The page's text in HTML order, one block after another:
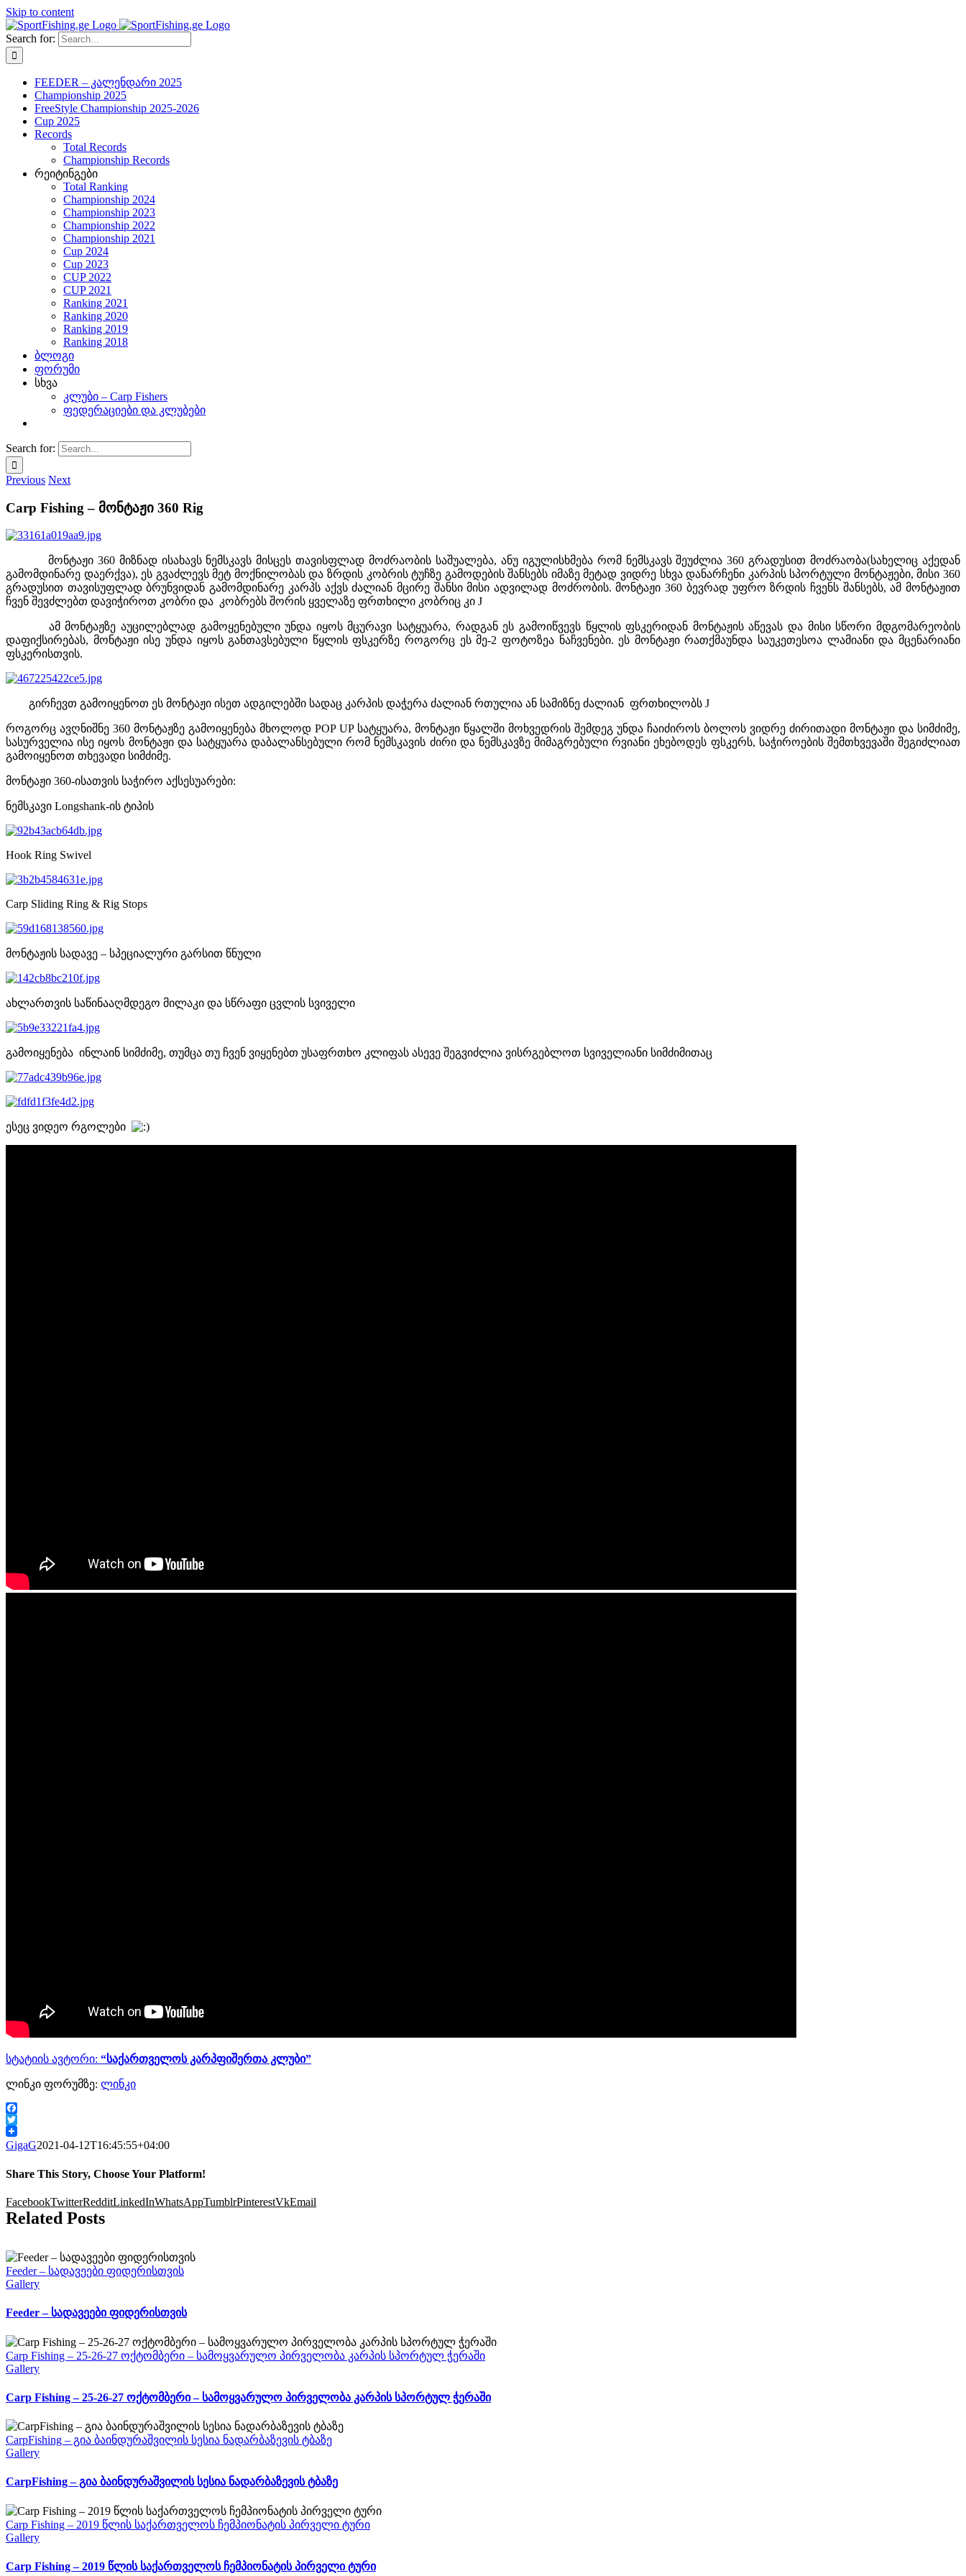
Skip to content
Search for:
FEEDER – კალენდარი 2025
Championship 2025
FreeStyle Championship 2025-2026
Cup 2025
Records
Total Records
Championship Records
რეიტინგები
Total Ranking
Championship 2024
Championship 2023
Championship 2022
Championship 2021
Cup 2024
Cup 2023
CUP 2022
CUP 2021
Ranking 2021
Ranking 2020
Ranking 2019
Ranking 2018
ბლოგი
ფორუმი
სხვა
კლუბი – Carp Fishers
ფედერაციები და კლუბები
Search for:
Previous Next
Carp Fishing – მონტაჟი 360 Rig
მონტაჟი 360 მიზნად ისახავს ნემსკავს მისცეს თავისფლად მოძრაობის საშუალება, ანუ იგულისხმება რომ ნემსკავს შეუძლია 360 გრადუსით მოძრაობა(სახელიც აქედან
გამომდინარე დაერქვა), ეს გვაძლევს მეტ მოქნილობას და ზრდის კობრის ტუჩზე გამოდების შანსებს იმაზე მეტად ვიდრე სხვა დანარჩენი კარპის სპორტული მონტაჟები, მისი 360
გრადუსით თავისუფლად ბრუნვიდან გამომდინარე კარპს აქვს ძალიან მცირე შანსი მისი ადვილად მოძრობის. მონტაჟი 360 ბევრად უფრო ზრდის ჩვენს შანსებს, ამ მონტაჟით
ჩვენ შევძლებთ დავიჭიროთ კობრი და კობრებს შორის ყველაზე ფრთხილი კობრიც კი J
ამ მონტაჟზე აუცილებლად გამოყენებული უნდა იყოს მცურავი სატყუარა, რადგან ეს გამოიწვევს წყლის ფსკერიდან მონტაჟის აწევას და მისი სწორი მდგომარეობის
დაფიქსირებას, მონტაჟი ისე უნდა იყოს განთავსებული წყლის ფსკერზე როგორც ეს მე-2 ფოტოზეა ნაჩვენები. ეს მონტაჟი რათქმაუნდა საუკეთესოა ლამიანი და მცენარიანი
ფსკერისთვის.
გირჩევთ გამოიყენოთ ეს მონტაჟი ისეთ ადგილებში სადაც კარპის დაჭერა ძალიან რთულია ან სამიზნე ძალიან ფრთხილობს J
როგორც ავღნიშნე 360 მონტაჟზე გამოიყენება მხოლოდ POP UP სატყუარა, მონტაჟი წყალში მოხვედრის შემდეგ უნდა ჩაიძიროს ბოლოს ვიდრე ძირითადი მონტაჟი და სიმძიმე,
სასურველია ისე იყოს მონტაჟი და სატყუარა დაბალანსებული რომ ნემსკავის ძირი და ნემსკავზე მიმაგრებული რვიანი ეხებოდეს ფსკერს, საჭიროების შემთხვევაში შეგიძლიათ
გამოიყენოთ თხევადი სიმძიმე.
მონტაჟი 360-ისათვის საჭირო აქსესუარები:
ნემსკავი Longshank-ის ტიპის
Hook Ring Swivel
Carp Sliding Ring & Rig Stops
მონტაჟის სადავე – სპეციალური გარსით წნული
ახლართვის საწინააღმდეგო მილაკი და სწრაფი ცვლის სვიველი
გამოიყენება ინლაინ სიმძიმე, თუმცა თუ ჩვენ ვიყენებთ უსაფრთხო კლიფას ასევე შეგვიძლია ვისრგებლოთ სვიველიანი სიმძიმითაც
ესეც ვიდეო რგოლები
სტატიის ავტორი: “საქართველოს კარპფიშერთა კლუბი”
ლინკი ფორუმზე: ლინკი
Facebook
Twitter
GigaG2021-04-12T16:45:55+04:00
Share This Story, Choose Your Platform!
FacebookTwitterRedditLinkedInWhatsAppTumblrPinterestVkEmail
Related Posts
Feeder – სადავეები ფიდერისთვის
Gallery
Feeder – სადავეები ფიდერისთვის
Carp Fishing – 25-26-27 ოქტომბერი – სამოყვარულო პირველობა კარპის სპორტულ ჭერაში
Gallery
Carp Fishing – 25-26-27 ოქტომბერი – სამოყვარულო პირველობა კარპის სპორტულ ჭერაში
CarpFishing – გია ბაინდურაშვილის სესია ნადარბაზევის ტბაზე
Gallery
CarpFishing – გია ბაინდურაშვილის სესია ნადარბაზევის ტბაზე
Carp Fishing – 2019 წლის საქართველოს ჩემპიონატის პირველი ტური
Gallery
Carp Fishing – 2019 წლის საქართველოს ჩემპიონატის პირველი ტური